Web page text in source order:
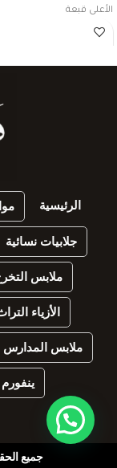
الأعلى قبعة
الرئيسية
جلابيات نسائية
ملابس
الأزياء
ملابس المدارس
جميع